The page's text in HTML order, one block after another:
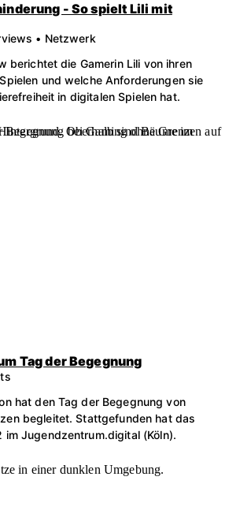
- So spielt Lili mit
• Netzwerk
berichtet die Gamerin Lili von ihren
und welche Anforderungen sie
in digitalen Spielen hat.
Tag der Begegnung
hat den Tag der Begegnung von
begleitet. Stattgefunden hat das
im Jugendzentrum.digital (Köln).